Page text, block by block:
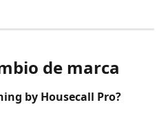
de marca
by Housecall Pro?